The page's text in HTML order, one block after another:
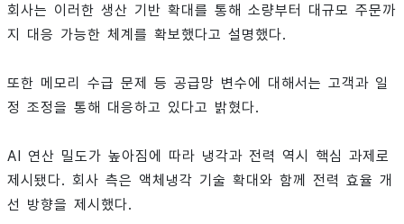
회사는 이러한 생산 기반 확대를 통해 소량부터 대규모 주문까
지 대응 가능한 체계를 확보했다고 설명했다.
또한 메모리 수급 문제 등 공급망 변수에 대해서는 고객과 일
정 조정을 통해 대응하고 있다고 밝혔다.
AI 연산 밀도가 높아짐에 따라 냉각과 전력 역시 핵심 과제로
제시됐다. 회사 측은 액체냉각 기술 확대와 함께 전력 효율 개
선 방향을 제시했다.